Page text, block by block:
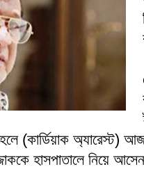
(কার্ডিয়াক অ্যারেস্ট) আজ
হাসপাতালে নিয়ে